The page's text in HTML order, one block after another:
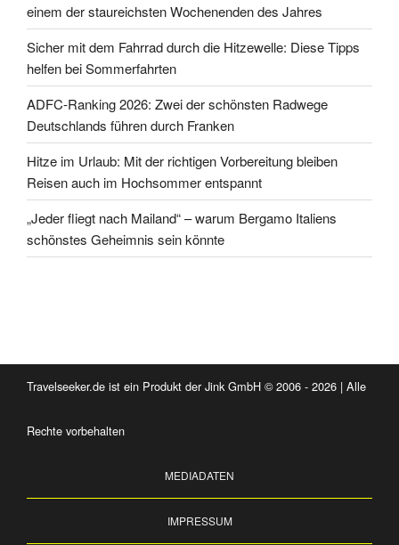
einem der staureichsten Wochenenden des Jahres
Sicher mit dem Fahrrad durch die Hitzewelle: Diese Tipps
helfen bei Sommerfahrten
ADFC-Ranking 2026: Zwei der schönsten Radwege
Deutschlands führen durch Franken
Hitze im Urlaub: Mit der richtigen Vorbereitung bleiben
Reisen auch im Hochsommer entspannt
„Jeder fliegt nach Mailand“ – warum Bergamo Italiens
schönstes Geheimnis sein könnte
Travelseeker.de ist ein Produkt der Jink GmbH © 2006 - 2026 | Alle
Rechte vorbehalten
MEDIADATEN
IMPRESSUM